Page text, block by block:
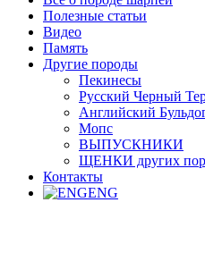
Полезные статьи
Видео
Память
Другие породы
Пекинесы
Русский Черный
Английский
Мопс
ВЫПУСКНИКИ
ЩЕНКИ других
Контакты
ENG